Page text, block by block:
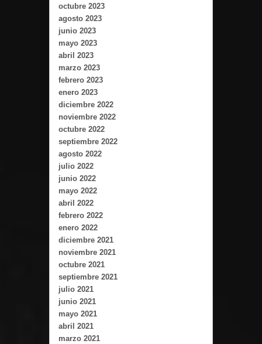
octubre 2023
agosto 2023
junio 2023
mayo 2023
abril 2023
marzo 2023
febrero 2023
enero 2023
diciembre 2022
noviembre 2022
octubre 2022
septiembre 2022
agosto 2022
julio 2022
junio 2022
mayo 2022
abril 2022
febrero 2022
enero 2022
diciembre 2021
noviembre 2021
octubre 2021
septiembre 2021
julio 2021
junio 2021
mayo 2021
abril 2021
marzo 2021